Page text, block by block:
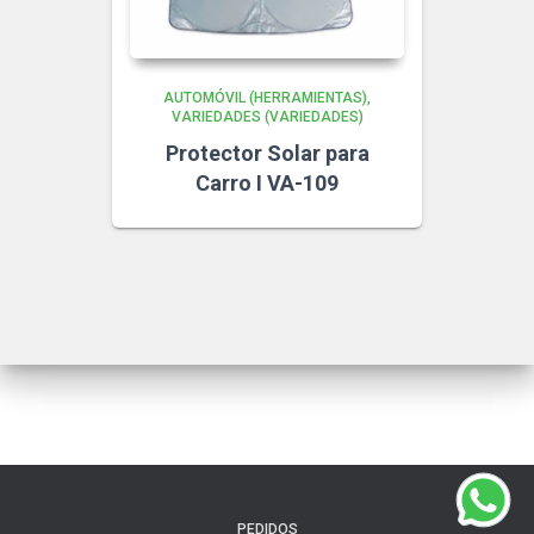
AUTOMÓVIL (HERRAMIENTAS)
VARIEDADES (VARIEDADES)
Protector Solar para
Carro I VA-109
PEDIDOS